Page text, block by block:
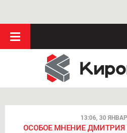
13:06, 30
ОСОБОЕ МНЕНИЕ ДМИТРИЯ